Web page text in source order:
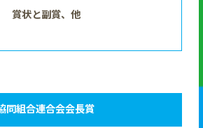
賞状と副賞、他
同組合連合会会長賞